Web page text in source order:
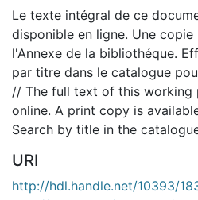
Le texte intégral de ce
disponible en ligne. Une
l'Annexe de la bibliothéque.
par titre dans le catalogue
// The full text of this working
online. A print copy is
Search by title in the
URI
http://hdl.handle.net/10393/